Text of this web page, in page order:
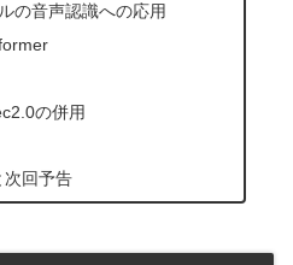
の音声認識への応用
の併用
次回予告